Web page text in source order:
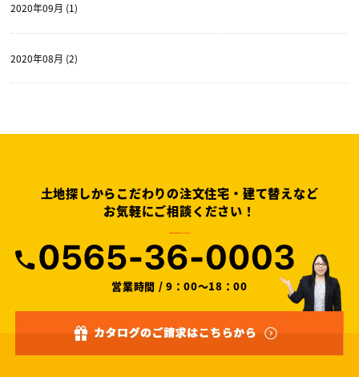
2020年09月 (1)
2020年08月 (2)
土地探しからこだわりの注文住宅・建て替えなど
お気軽にご相談ください！
営業時間 / 9：00～18：00